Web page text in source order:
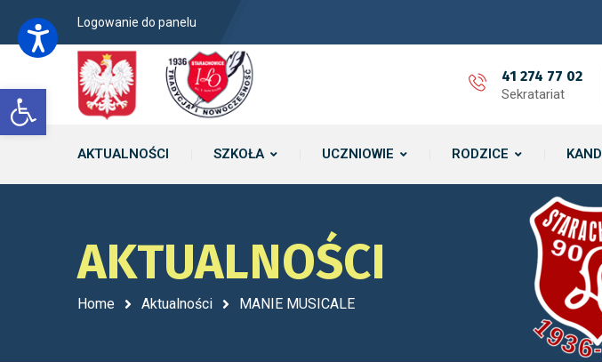
Open toolbar
Logowanie do panelu
41 274 77 02
Sekratariat
AKTUALNOŚCI SZKOŁA UCZNIOWIE RODZICE
AKTUALNOŚCI
Home Aktualności MANIE MUSICALE